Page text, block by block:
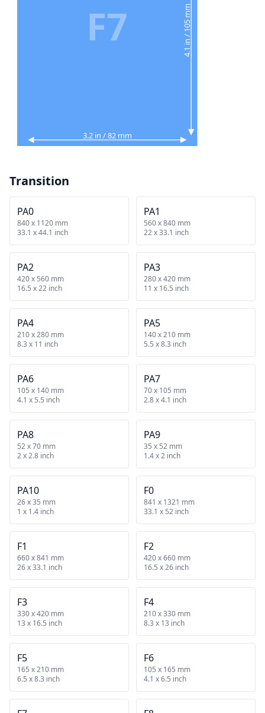
3.2 in / 82 mm
4.1 in / 105 mm
F7
Transition
PA0
840 x 1120 mm
33.1 x 44.1 inch
PA1
560 x 840 mm
22 x 33.1 inch
PA2
420 x 560 mm
16.5 x 22 inch
PA3
280 x 420 mm
11 x 16.5 inch
PA4
210 x 280 mm
8.3 x 11 inch
PA5
140 x 210 mm
5.5 x 8.3 inch
PA6
105 x 140 mm
4.1 x 5.5 inch
PA7
70 x 105 mm
2.8 x 4.1 inch
PA8
52 x 70 mm
2 x 2.8 inch
PA9
35 x 52 mm
1.4 x 2 inch
PA10
26 x 35 mm
1 x 1.4 inch
F0
841 x 1321 mm
33.1 x 52 inch
F1
660 x 841 mm
26 x 33.1 inch
F2
420 x 660 mm
16.5 x 26 inch
F3
330 x 420 mm
13 x 16.5 inch
F4
210 x 330 mm
8.3 x 13 inch
F5
165 x 210 mm
6.5 x 8.3 inch
F6
105 x 165 mm
4.1 x 6.5 inch